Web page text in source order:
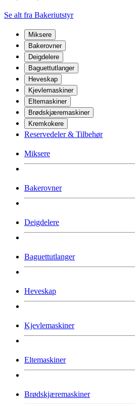
Se alt fra Bakeriutstyr
Miksere
Bakerovner
Deigdelere
Baguettutlanger
Heveskap
Kjevlemaskiner
Eltemaskiner
Brødskjæremaskiner
Kremkokere
Reservedeler & Tilbehør
Miksere
Bakerovner
Deigdelere
Baguettutlanger
Heveskap
Kjevlemaskiner
Eltemaskiner
Brødskjæremaskiner